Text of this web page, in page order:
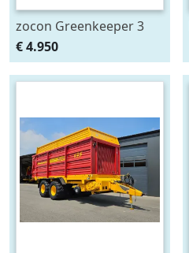
zocon Greenkeeper 3
mtr met Z150 PROF
zaaimachine
€ 4.950